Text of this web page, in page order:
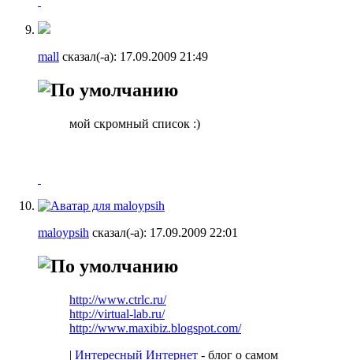
mall сказал(-а): 17.09.2009 21:49
мой скромный список :)
maloypsih сказал(-а): 17.09.2009 22:01
http://www.ctrlc.ru/
http://virtual-lab.ru/
http://www.maxibiz.blogspot.com/
| Интересный Интернет - блог о самом